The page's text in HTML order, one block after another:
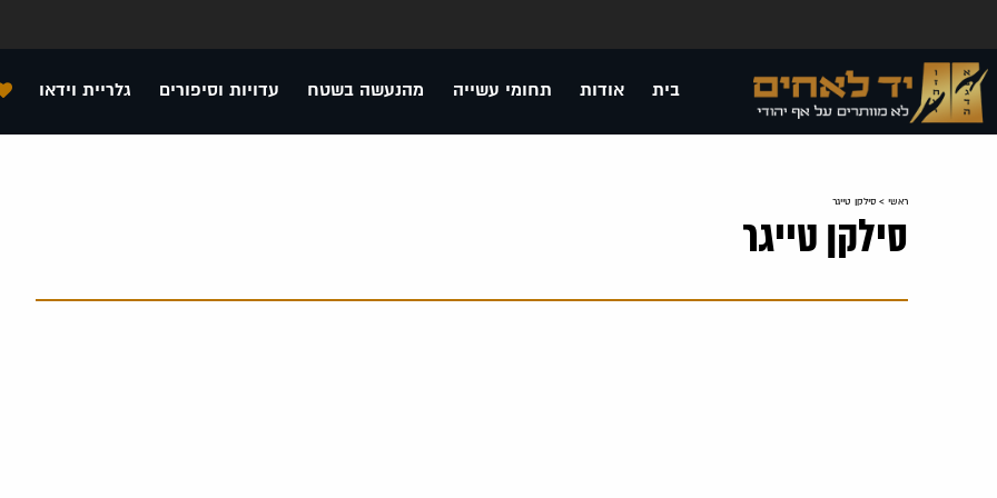
בית אודות תחומי עשייה מהנעשה בשטח עדויות וסיפורים גלריית וידאו
ראשי > סילקן טייגר
סילקן טייגר